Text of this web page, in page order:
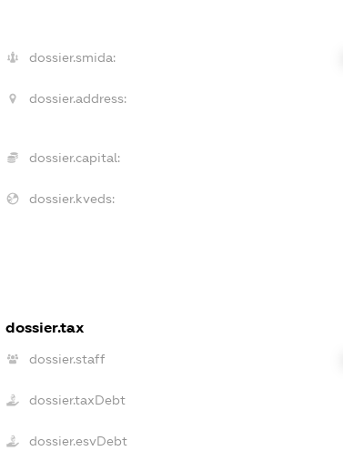
dossier.smida:
dossier.address:
dossier.capital:
dossier.kveds:
dossier.tax
dossier.staff
dossier.taxDebt
dossier.esvDebt